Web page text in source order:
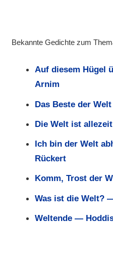
Bekannte Gedichte zum
Auf diesem Hügel
Arnim
Das Beste der
Die Welt ist
Ich bin der Welt
Rückert
Komm, Trost der
Was ist die Welt?
Weltende —